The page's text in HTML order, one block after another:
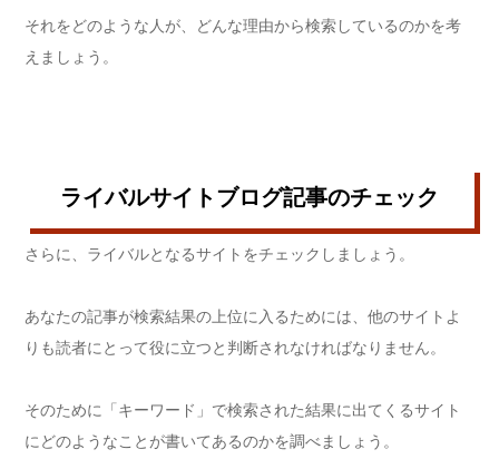
それをどのような人が、どんな理由から検索しているのかを考
えましょう。
ライバルサイトブログ記事のチェック
さらに、ライバルとなるサイトをチェックしましょう。
あなたの記事が検索結果の上位に入るためには、他のサイトよ
りも読者にとって役に立つと判断されなければなりません。
そのために「キーワード」で検索された結果に出てくるサイト
にどのようなことが書いてあるのかを調べましょう。